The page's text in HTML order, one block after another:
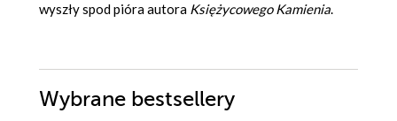
wyszły spod pióra autora KsiężycowegoKamienia.
Wybrane bestsellery